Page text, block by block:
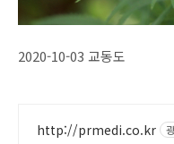
2020-10-03 교동도
http://prmedi.co.kr